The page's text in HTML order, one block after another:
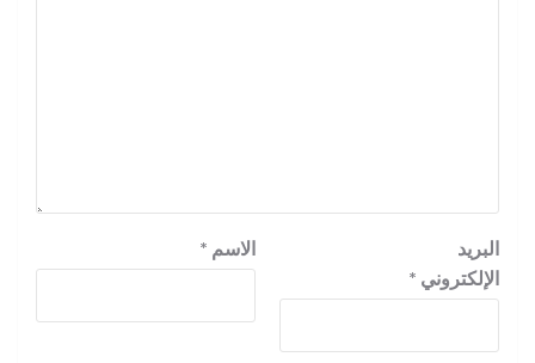
الاسم *
البريد
الإلكتروني *